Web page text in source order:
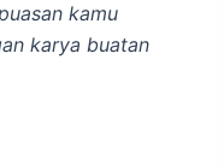
kamu
karya buatan